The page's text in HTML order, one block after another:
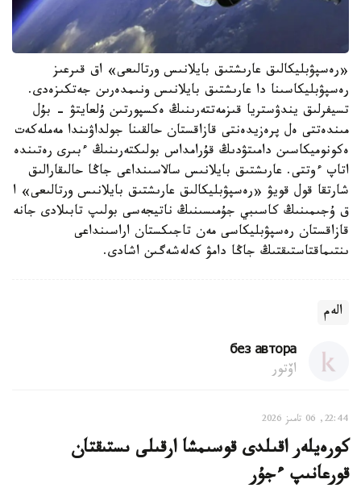
«رەسپۋبليكالىق عارىشتىق بايلانىس ورتالىعى» اق قىرعىز
رەسپۋبليكاسىنا دا عارىشتىق بايلانىس ونىمدەرىن جەتكىزەدى.
تسيفرلىق يندۋستريا قىزمەتتەرىنىڭ ەكسپورتىن ۇلعايتۋ - بۇل
مىندەتتى ەل پرەزيدەنتى قازاقستان حالقىنا جولداۋىندا مەملەكەت
ەكونوميكاسىن دامىتۋدىڭ قۇرامداس بولىكتەرىنىڭ ءبىرى رەتىندە
اتاپ ءوتتى. عارىشتىق بايلانىس سالاسىنداعى جاڭا حالىقارالىق
شارتقا قول قويۋ «رەسپۋبليكالىق عارىشتىق بايلانىس ورتالىعى» ا
ق ۇجىمىنىڭ كاسىبي جۇمىسىنىڭ ناتيجەسى بولىپ تابىلادى جانە
قازاقستان رەسپۋبليكاسى مەن تاجىكستان اراسىنداعى
ىنتىماقتاستىقتىڭ جاڭا دامۋ كەلەشەگىن اشادى.
الەم
без автора
اۆتور
22:44, 06 تامىز 2026
كورەيلەر اقىلدى قوسىمشا ارقىلى ىستىقتان
قورعانىپ ءجۇر